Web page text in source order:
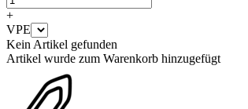
+
VPE
Kein Artikel gefunden
Artikel wurde zum Warenkorb hinzugefügt